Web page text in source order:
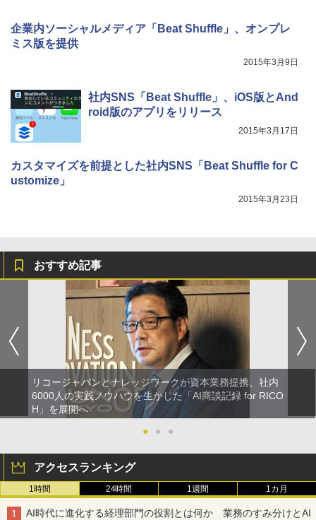
企業内ソーシャルメディア「Beat Shuffle」、オンプレ
ミス版を提供
2015年3月9日
社内SNS「Beat Shuffle」、iOS版とAnd
roid版のアプリをリリース
2015年3月17日
カスタマイズを前提とした社内SNS「Beat Shuffle for C
ustomize」
2015年3月23日
おすすめ記事
リコージャパンとナレッジワークが資本業務提携、社内
6000人の実践ノウハウを生かした「AI商談記録 for RICO
H」を展開へ
●
● ●
アクセスランキング
1時間 24時間 1週間 1カ月
AI時代に進化する経理部門の役割とは何か 業務のすみ分けとAI